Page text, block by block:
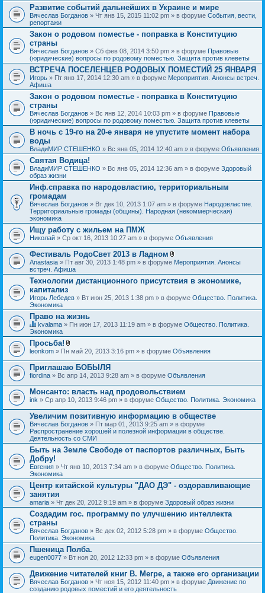
Развитие событий дальнейших в Украине и мире
Вячеслав Богданов » Чт янв 15, 2015 11:02 pm » в форуме События, вести,
репортажи
Закон о родовом поместье - поправка в Конституцию
страны
Вячеслав Богданов » Сб фев 08, 2014 3:50 pm » в форуме Правовые
(юридические) вопросы по родовому поместью. Защита против клеветы
ВСТРЕЧА ПОСЕЛЕНЦЕВ РОДОВЫХ ПОМЕСТИЙ 25 ЯНВАРЯ
Игорь » Пт янв 17, 2014 12:30 am » в форуме Мероприятия. Анонсы встреч.
Афиша
Закон о родовом поместье - поправка в Конституцию
страны
Вячеслав Богданов » Вс янв 12, 2014 10:03 pm » в форуме Правовые
(юридические) вопросы по родовому поместью. Защита против клеветы
В ночь с 19-го на 20-е января не упустите момент набора
воды
ВладиМИР СТЕШЕНКО » Вс янв 05, 2014 12:40 am » в форуме Объявления
Святая Водица!
ВладиМИР СТЕШЕНКО » Вс янв 05, 2014 12:36 am » в форуме Здоровый
образ жизни
Инф.справка по народовластию, территориальным
громадам
Вячеслав Богданов » Вт дек 10, 2013 1:07 am » в форуме Народовластие.
Территориальные громады (общины). Народная (некоммерческая)
экономика
Ищу работу с жильем на ПМЖ
Николай » Ср окт 16, 2013 10:27 am » в форуме Объявления
Фестиваль РодоСвет 2013 в Ладном
В
о
ж
н
и
я
Anastasia » Пт авг 30, 2013 1:48 pm » в форуме Мероприятия. Анонсы
встреч. Афиша
Технологии дистанционного присутствия в экономике,
капитализ
Игорь Лебедев » Вт июн 25, 2013 1:38 pm » в форуме Общество. Политика.
Экономика
Право на жизнь
Д
а
н
н
я
т
е
м
а
с
о
д
е
р
ж
и
т
о
п
р
о
с
.
kvalama » Пн июн 17, 2013 11:19 am » в форуме Общество. Политика.
Экономика
Просьба!
В
о
ж
е
н
и
я
leonkom » Пн май 20, 2013 3:16 pm » в форуме Объявления
Приглашаю БОБЫЛЯ
fiordina » Вс апр 14, 2013 9:28 am » в форуме Объявления
Монсанто: власть над продовольствием
ink » Ср апр 10, 2013 9:46 pm » в форуме Общество. Политика. Экономика
Увеличим позитивную информацию в обществе
Вячеслав Богданов » Пт мар 01, 2013 9:25 am » в форуме
Распространение хорошей и полезной информации в обществе.
Деятельность со СМИ
Быть на Земле Свободе от паспортов различных, Быть
Добру!
Евгения » Чт янв 10, 2013 7:34 am » в форуме Общество. Политика.
Экономика
Центр китайской культуры "ДАО ДЭ" - оздоравливающие
занятия
amaria » Чт дек 20, 2012 9:19 am » в форуме Здоровый образ жизни
Создадим гос. программу по улучшению интеллекта
страны
Вячеслав Богданов » Вс дек 02, 2012 5:28 pm » в форуме Общество.
Политика. Экономика
Пшеница Полба.
eugen0077 » Вт ноя 20, 2012 12:33 pm » в форуме Объявления
Движение читателей книг В. Мегре, а также его организации
Вячеслав Богданов » Чт ноя 15, 2012 11:40 pm » в форуме Движение по
созданию родовых поместий и его деятельность